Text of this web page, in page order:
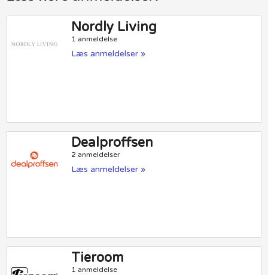
Nordly Living
1 anmeldelse
Læs anmeldelser »
Dealproffsen
2 anmeldelser
Læs anmeldelser »
Tieroom
1 anmeldelse